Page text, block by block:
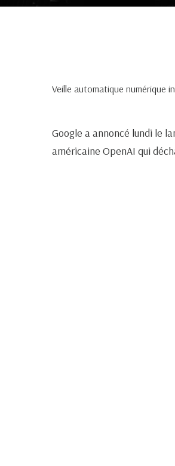
Veille automatique numérique
Google a annoncé lundi le
américaine OpenAI qui